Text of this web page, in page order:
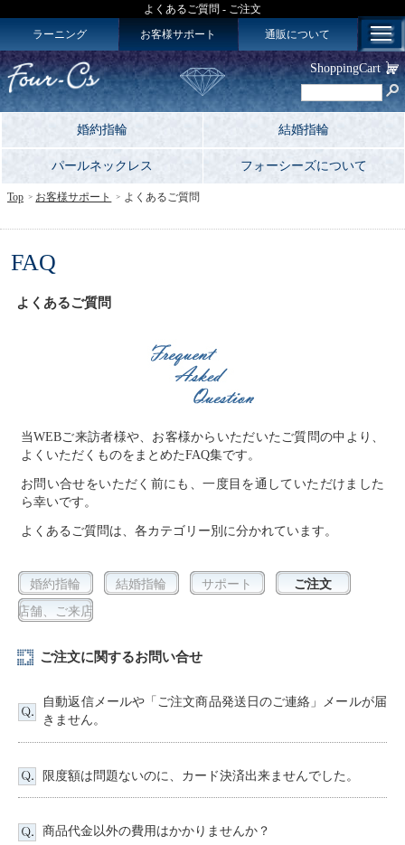
よくあるご質問 - ご注文
ラーニング
お客様サポート 通販について
婚約指輪 結婚指輪
パールネックレス フォーシーズについて
FAQ
よくあるご質問
当WEBご来訪者様や、お客様からいただいたご質問の中より、
よくいただくものをまとめたFAQ集です。
お問い合せをいただく前にも、一度目を通していただけました
ら幸いです。
よくあるご質問は、各カテゴリー別に分かれています。
婚約指輪 結婚指輪 サポート
ご注文
店舗、ご来店
ご注文に関するお問い合せ
自動返信メールや「ご注文商品発送日のご連絡」メールが届
きません。
限度額は問題ないのに、カード決済出来ませんでした。
商品代金以外の費用はかかりませんか？
Top お客様サポート よくあるご質問
ShoppingCart